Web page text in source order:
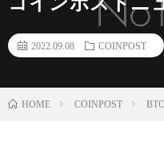
2022.09.08 COINPOST
HOME COINPOST